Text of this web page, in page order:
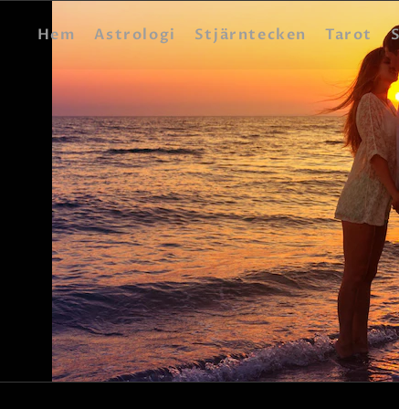
Hem Astrologi Stjärntecken Tarot
HEM
ASTROLOGI
STJÄRNTECKEN
TAROT
SPÅDAM-
BLOGG
JOBBA SOM
BETALNING
FAQ